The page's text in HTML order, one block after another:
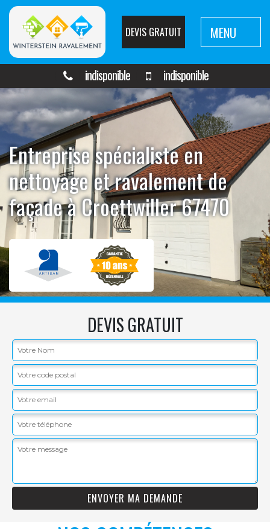
DEVIS GRATUIT MENU
indisponible indisponible
Entreprise spécialiste en
nettoyage et ravalement de
façade à Croettwiller 67470
DEVIS GRATUIT